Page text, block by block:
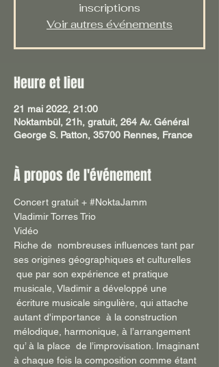
inscriptions
Voir autres événements
Heure et lieu
21 mai 2022, 21:00
Noktambül, 21h, gratuit, 264 Av. Général
George S. Patton, 35700 Rennes, France
À propos de l'événement
Concert gratuit + #NoktaJamm
Vladimir Torres Trio
Vidéo
Riche de  nombreuses influences tant par
ses origines géographiques et culturelles
que par son expérience et pratique
musicale, Vladimir a développé une
écriture musicale singulière, qui attache
autant d'importance  à la construction
mélodique, harmonique, à l’arrangement
qu’ à la place  de l’improvisation. Imaginant
à chaque fois la composition comme étant